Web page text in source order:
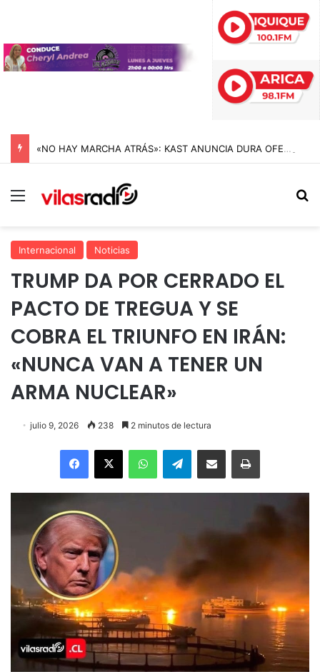
«NO HAY MARCHA ATRÁS»: KAST ANUNCIA DURA OFENSIVA CONTRA EL CRIMEN ORGANIZADO Y REIVINDICA LA MEGARREFORMA EN CADENA NACIONAL
Menú
Internacional Noticias
TRUMP DA POR CERRADO EL
PACTO DE TREGUA Y SE
COBRA EL TRIUNFO EN IRÁN:
«NUNCA VAN A TENER UN
ARMA NUCLEAR»
julio 9, 2026 238 2 minutos de lectura
Facebook
X WhatsAppTelegramEnviar vía email Imprimir